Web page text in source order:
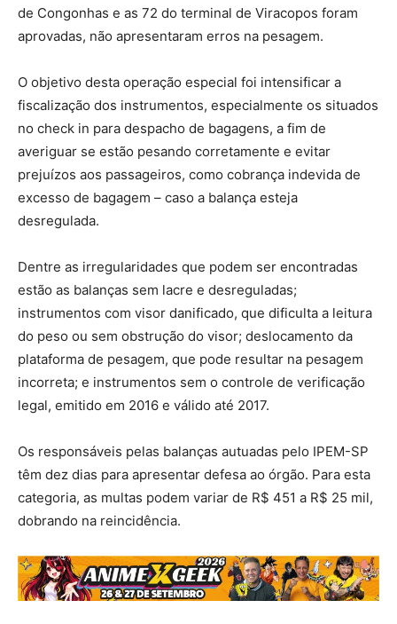
de Congonhas e as 72 do terminal de Viracopos foram
aprovadas, não apresentaram erros na pesagem.
O objetivo desta operação especial foi intensificar a
fiscalização dos instrumentos, especialmente os situados
no check in para despacho de bagagens, a fim de
averiguar se estão pesando corretamente e evitar
prejuízos aos passageiros, como cobrança indevida de
excesso de bagagem – caso a balança esteja
desregulada.
Dentre as irregularidades que podem ser encontradas
estão as balanças sem lacre e desreguladas;
instrumentos com visor danificado, que dificulta a leitura
do peso ou sem obstrução do visor; deslocamento da
plataforma de pesagem, que pode resultar na pesagem
incorreta; e instrumentos sem o controle de verificação
legal, emitido em 2016 e válido até 2017.
Os responsáveis pelas balanças autuadas pelo IPEM-SP
têm dez dias para apresentar defesa ao órgão. Para esta
categoria, as multas podem variar de R$ 451 a R$ 25 mil,
dobrando na reincidência.